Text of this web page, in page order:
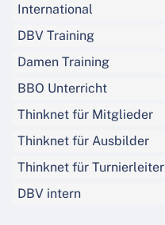
International
DBV Training
Damen Training
BBO Unterricht
Thinknet für Mitglieder
Thinknet für Ausbilder
Thinknet für Turnierleiter
DBV intern